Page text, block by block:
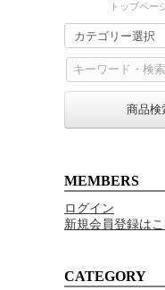
トップペー
商品検
MEMBERS
ログイン
新規会員登録は
CATEGORY